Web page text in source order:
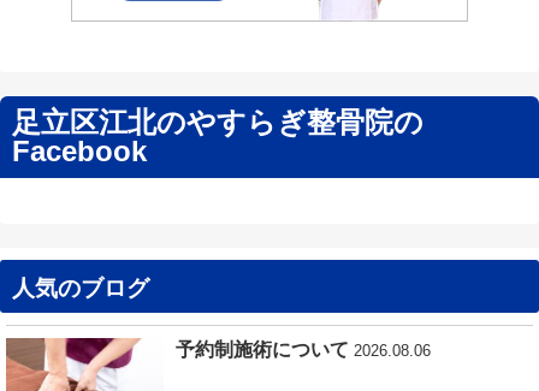
足立区江北のやすらぎ整骨院の
Facebook
人気のブログ
予約制施術について 2026.08.06